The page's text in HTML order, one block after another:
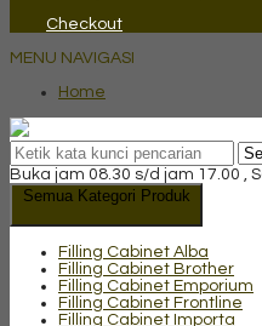
Checkout
MENU NAVIGASI
Home
Buka jam 08.30 s/d jam 17.00 ,
Semua Kategori Produk
Filling Cabinet Alba
Filling Cabinet Brother
Filling Cabinet Emporium
Filling Cabinet Frontline
Filling Cabinet Importa